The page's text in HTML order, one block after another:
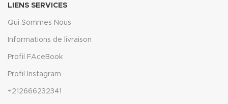
LIENS SERVICES
Qui Sommes Nous
Informations de livraison
Profil FAceBook
Profil Instagram
+212666232341